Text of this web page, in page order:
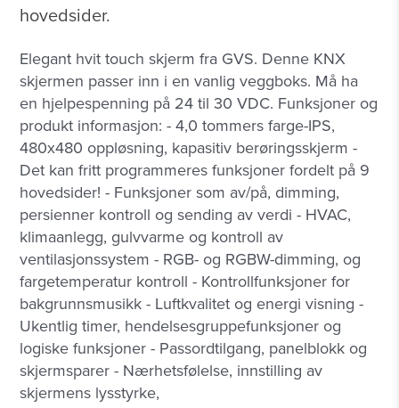
hovedsider.
Elegant hvit touch skjerm fra GVS. Denne KNX
skjermen passer inn i en vanlig veggboks. Må ha
en hjelpespenning på 24 til 30 VDC. Funksjoner og
produkt informasjon: - 4,0 tommers farge-IPS,
480x480 oppløsning, kapasitiv berøringsskjerm -
Det kan fritt programmeres funksjoner fordelt på 9
hovedsider! - Funksjoner som av/på, dimming,
persienner kontroll og sending av verdi - HVAC,
klimaanlegg, gulvvarme og kontroll av
ventilasjonssystem - RGB- og RGBW-dimming, og
fargetemperatur kontroll - Kontrollfunksjoner for
bakgrunnsmusikk - Luftkvalitet og energi visning -
Ukentlig timer, hendelsesgruppefunksjoner og
logiske funksjoner - Passordtilgang, panelblokk og
skjermsparer - Nærhetsfølelse, innstilling av
skjermens lysstyrke,